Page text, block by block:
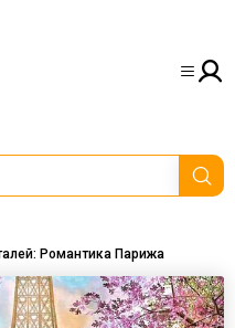
Романтика Парижа